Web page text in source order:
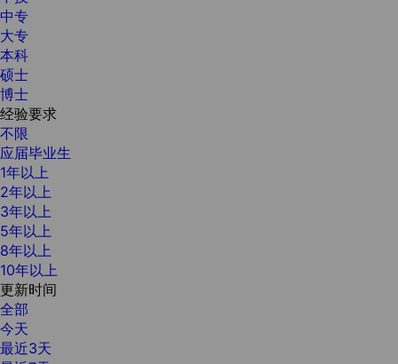
中专
大专
本科
硕士
博士
经验要求
不限
应届毕业生
1年以上
2年以上
3年以上
5年以上
8年以上
10年以上
更新时间
全部
今天
最近3天